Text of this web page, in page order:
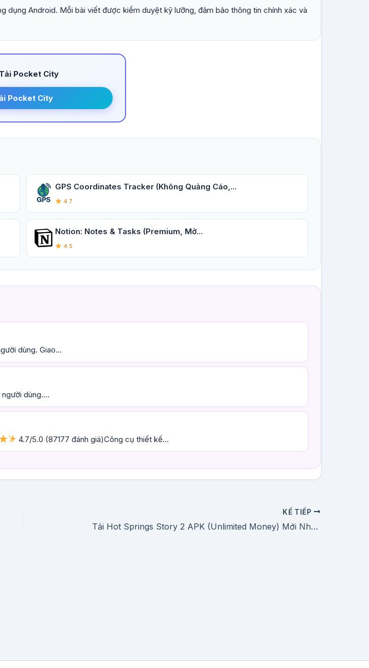
dụng Android. Mỗi bài viết được kiểm duyệt kỹ lưỡng, đảm bảo thông tin chính xác và
Tải Pocket City
Pocket City
GPS Coordinates Tracker (Không Quảng Cáo,...
4.7
Notion: Notes & Tasks (Premium, Mở...
4.5
dùng. Giao...
dùng....
4.7/5.0 (87177 đánh giá)Công cụ thiết kế...
KẾ TIẾP
Tải Hot Springs Story 2 APK (Unlimited Money) Mới Nhất Cho Android